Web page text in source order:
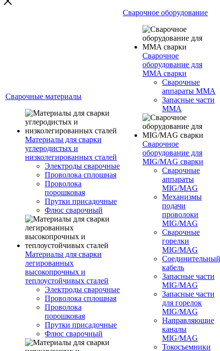
Сварочные материалы
Материалы для сварки
углеродистых и
низколегированных сталей
Электроды сварочные
Проволока сплошная
Проволока
порошковая
Прутки присадочные
Флюс сварочный
Материалы для сварки
легированных
высокопрочных и
теплоустойчивых сталей
Электроды сварочные
Проволока сплошная
Проволока
порошковая
Прутки присадочные
Флюс сварочный
Сварочное оборудование
Сварочное
оборудование для
MMA сварки
Сварочные
аппараты MMA
Запасные части
MMA
Сварочное
оборудование для
MIG/MAG сварки
Сварочные
аппараты
MIG/MAG
Механизмы
подачи
проволоки
MIG/MAG
Сварочные
горелки
MIG/MAG
Соединительный
кабель
Запасные части
MIG/MAG
Запасные части
для горелок
MIG/MAG
Направляющие
каналы
MIG/MAG
Токосъемники